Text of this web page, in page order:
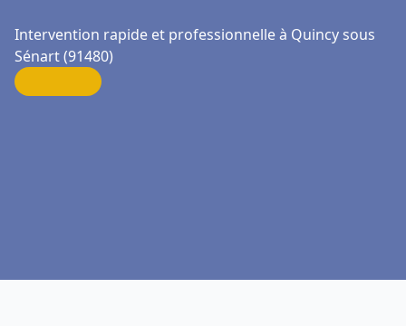
Intervention rapide et professionnelle à Quincy sous
Sénart (91480)